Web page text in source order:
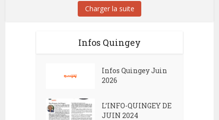
Charger la suite
Infos Quingey
Infos Quingey Juin
2026
L’INFO-QUINGEY DE
JUIN 2024